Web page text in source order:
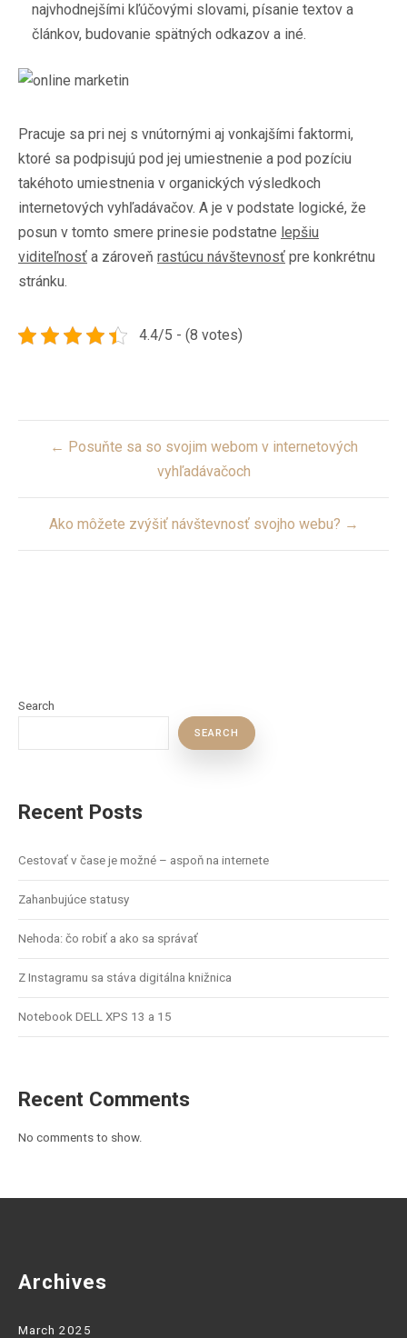
najvhodnejšími kľúčovými slovami, písanie textov a
článkov, budovanie spätných odkazov a iné.
Pracuje sa pri nej s vnútornými aj vonkajšími faktormi,
ktoré sa podpisujú pod jej umiestnenie a pod pozíciu
takéhoto umiestnenia v organických výsledkoch
internetových vyhľadávačov. A je v podstate logické, že
posun v tomto smere prinesie podstatne lepšiu
viditeľnosť a zároveň rastúcu návštevnosť pre konkrétnu
stránku.
4.4/5 - (8 votes)
Post← Posuňte sa so svojim webom v internetových
vyhľadávačoch
Ako môžete zvýšiť návštevnosť svojho webu? →
Search
SEARCH
Recent Posts
Cestovať v čase je možné – aspoň na internete
Zahanbujúce statusy
Nehoda: čo robiť a ako sa správať
Z Instagramu sa stáva digitálna knižnica
Notebook DELL XPS 13 a 15
Recent Comments
No comments to show.
Archives
March 2025